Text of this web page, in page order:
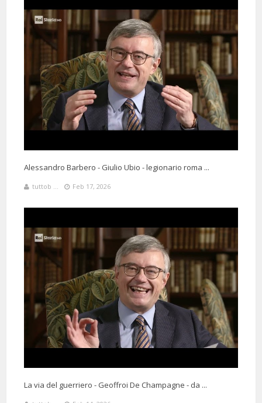
@elenacaprio783Said: 8 Months 29 Days 30 Minutes ago
Peccato non aver avuto il prof Barbero e le sue registrazioni quando
ancora insegnavo, ormai anni ed anni fa. Comunque grazie, prof.
Alessandro Barbero - Giulio Ubio - legionario roma ...
tuttob ... Feb 17, 2026
La via del guerriero - Geoffroi De Champagne - da ...